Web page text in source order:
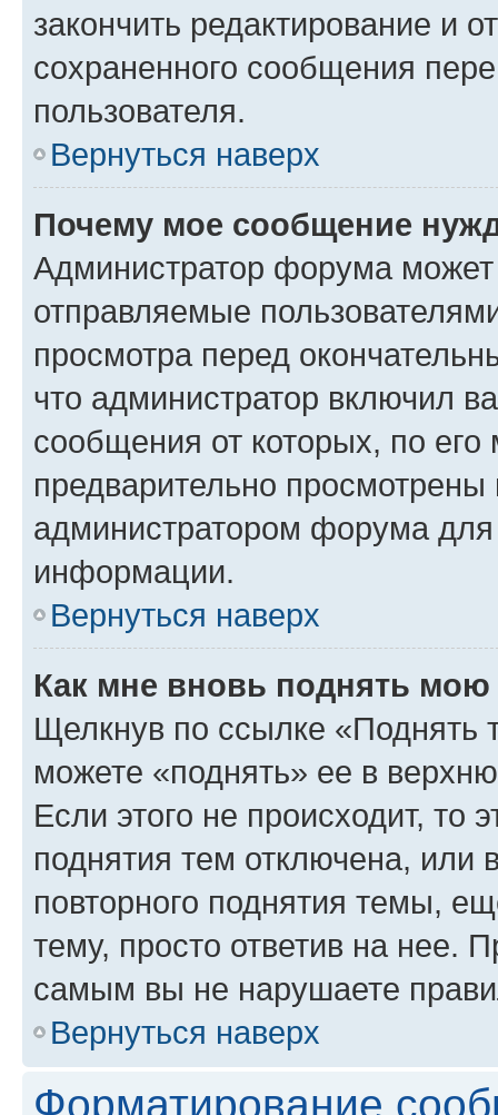
закончить редактирование и
сохраненного сообщения
пользователя.
Вернуться наверх
Почему мое сообщение
Администратор форума
отправляемые
просмотра перед
что администратор включил
сообщения от которых, по
предварительно
администратором форума
информации.
Вернуться наверх
Как мне вновь поднять мою
Щелкнув по ссылке «Поднять
можете «поднять» ее в
Если этого не происходит, то
поднятия тем отключена, или
повторного поднятия темы,
тему, просто ответив на нее.
самым вы не нарушаете
Вернуться наверх
Форматирование